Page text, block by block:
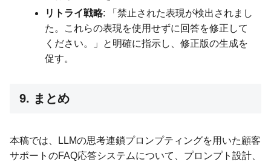
リトライ戦略: 「禁止された表現が検出されまし
た。これらの表現を使用せずに回答を修正して
ください。」と明確に指示し、修正版の生成を
促す。
9. まとめ
本稿では、LLMの思考連鎖プロンプティングを用いた顧客
サポートのFAQ応答システムについて、プロンプト設計、